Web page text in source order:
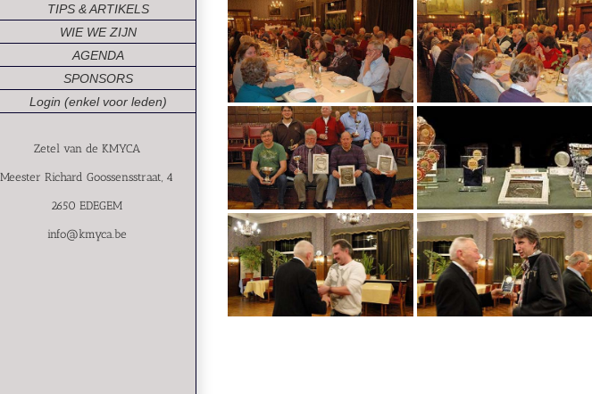
TIPS & ARTIKELS
WIE WE ZIJN
AGENDA
SPONSORS
Login (enkel voor leden)
Zetel van de KMYCA
Meester Richard Goossensstraat, 4
2650 EDEGEM
info@kmyca.be